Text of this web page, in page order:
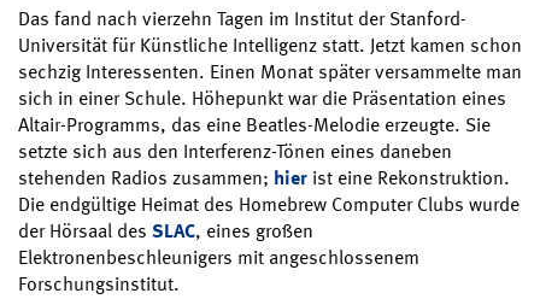
Das fand nach vierzehn Tagen im Institut der Stanford-
Universität für Künstliche Intelligenz statt. Jetzt kamen schon
sechzig Interessenten. Einen Monat später versammelte man
sich in einer Schule. Höhepunkt war die Präsentation eines
Altair-Programms, das eine Beatles-Melodie erzeugte. Sie
setzte sich aus den Interferenz-Tönen eines daneben
stehenden Radios zusammen; hier ist eine Rekonstruktion.
Die endgültige Heimat des Homebrew Computer Clubs wurde
der Hörsaal des SLAC, eines großen
Elektronenbeschleunigers mit angeschlossenem
Forschungsinstitut.